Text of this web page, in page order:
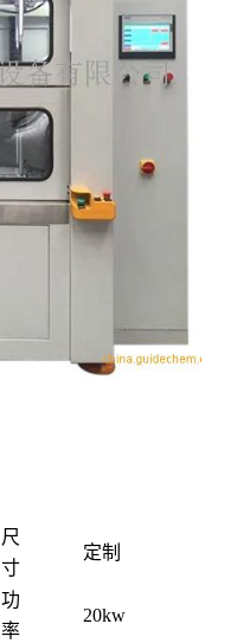
尺
寸
定制
功
率
20kw